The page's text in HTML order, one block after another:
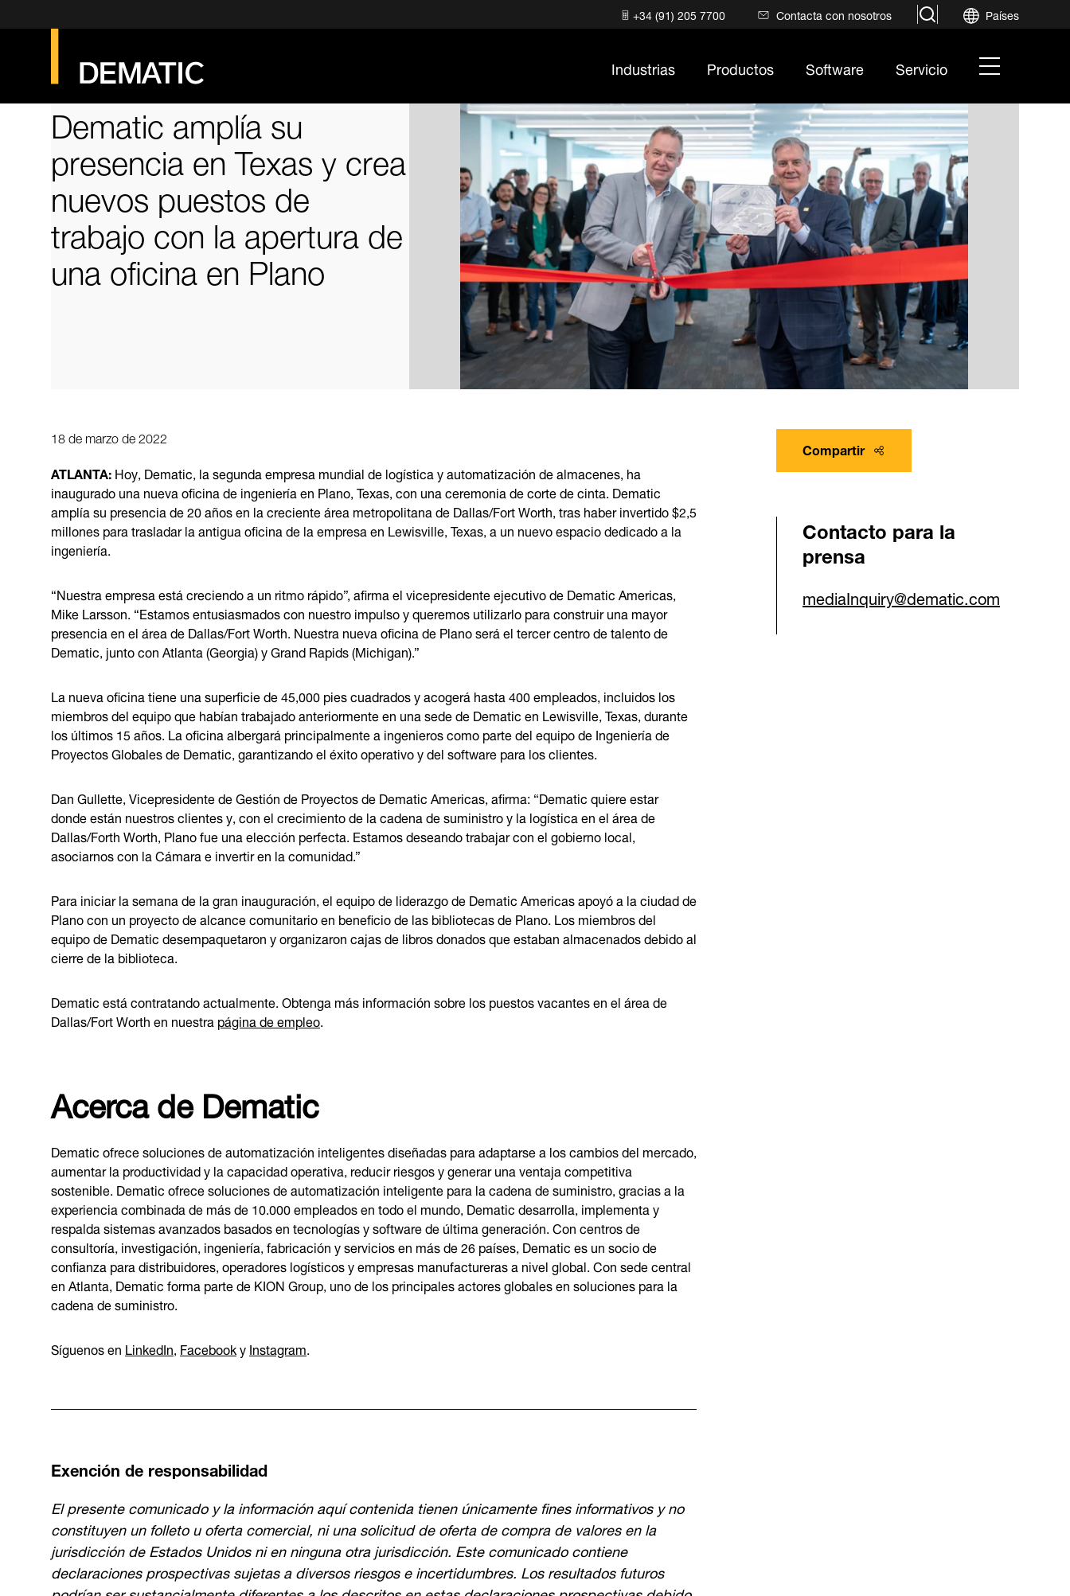
+34 (91) 205 7700 Contacta con nosotros search Países
Industrias Productos Software Servicio hamburger
menu
Dematic amplía su
presencia en Texas y crea
nuevos puestos de
trabajo con la apertura de
una oficina en Plano
Compartir
18 de marzo de 2022
ATLANTA:Hoy, Dematic, la segunda empresa mundial de logística y automatización de almacenes, ha
inaugurado una nueva oficina de ingeniería en Plano, Texas, con una ceremonia de corte de cinta. Dematic
amplía su presencia de 20 años en la creciente área metropolitana de Dallas/Fort Worth, tras haber invertido $2,5
millones para trasladar la antigua oficina de la empresa en Lewisville, Texas, a un nuevo espacio dedicado a la
ingeniería.
“Nuestra empresa está creciendo a un ritmo rápido”, afirma el vicepresidente ejecutivo de Dematic Americas,
Mike Larsson. “Estamos entusiasmados con nuestro impulso y queremos utilizarlo para construir una mayor
presencia en el área de Dallas/Fort Worth. Nuestra nueva oficina de Plano será el tercer centro de talento de
Dematic, junto con Atlanta (Georgia) y Grand Rapids (Michigan).”
La nueva oficina tiene una superficie de 45,000 pies cuadrados y acogerá hasta 400 empleados, incluidos los
miembros del equipo que habían trabajado anteriormente en una sede de Dematic en Lewisville, Texas, durante
los últimos 15 años. La oficina albergará principalmente a ingenieros como parte del equipo de Ingeniería de
Proyectos Globales de Dematic, garantizando el éxito operativo y del software para los clientes.
Dan Gullette, Vicepresidente de Gestión de Proyectos de Dematic Americas, afirma: “Dematic quiere estar
donde están nuestros clientes y, con el crecimiento de la cadena de suministro y la logística en el área de
Dallas/Forth Worth, Plano fue una elección perfecta. Estamos deseando trabajar con el gobierno local,
asociarnos con la Cámara e invertir en la comunidad.”
Para iniciar la semana de la gran inauguración, el equipo de liderazgo de Dematic Americas apoyó a la ciudad de
Plano con un proyecto de alcance comunitario en beneficio de las bibliotecas de Plano. Los miembros del
equipo de Dematic desempaquetaron y organizaron cajas de libros donados que estaban almacenados debido al
cierre de la biblioteca.
Dematic está contratando actualmente. Obtenga más información sobre los puestos vacantes en el área de
Dallas/Fort Worth en nuestrapágina de empleo.
Acerca de Dematic
Dematic ofrece soluciones de automatización inteligentes diseñadas para adaptarse a los cambios del mercado,
aumentar la productividad y la capacidad operativa, reducir riesgos y generar una ventaja competitiva
sostenible. Dematic ofrece soluciones de automatización inteligente para la cadena de suministro, gracias a la
experiencia combinada de más de 10.000 empleados en todo el mundo, Dematic desarrolla, implementa y
respalda sistemas avanzados basados en tecnologías y software de última generación. Con centros de
consultoría, investigación, ingeniería, fabricación y servicios en más de 26 países, Dematic es un socio de
confianza para distribuidores, operadores logísticos y empresas manufactureras a nivel global. Con sede central
en Atlanta, Dematic forma parte de KION Group, uno de los principales actores globales en soluciones para la
cadena de suministro.
Síguenos enLinkedIn,FacebookyInstagram.
Exención de responsabilidad
El presente comunicado y la información aquí contenida tienen únicamente fines informativos y no
constituyen un folleto u oferta comercial, ni una solicitud de oferta de compra de valores en la
jurisdicción de Estados Unidos ni en ninguna otra jurisdicción. Este comunicado contiene
declaraciones prospectivas sujetas a diversos riesgos e incertidumbres. Los resultados futuros
Contacto para la
prensa
mediaInquiry@dematic.com